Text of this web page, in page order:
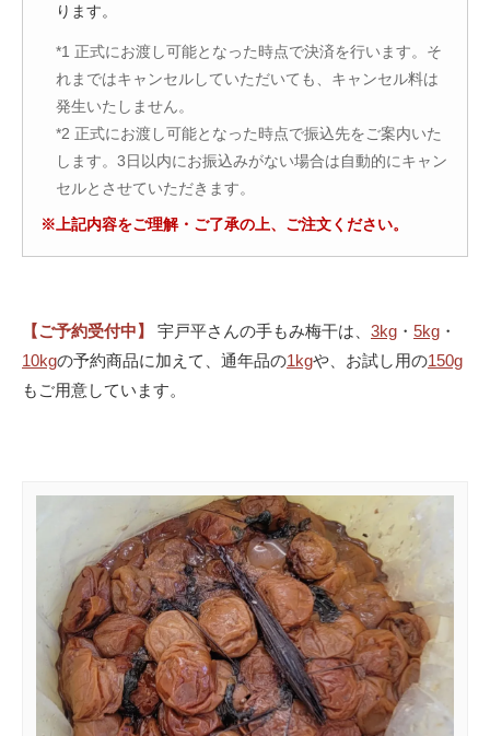
ります。
*1 正式にお渡し可能となった時点で決済を行います。そ
れまではキャンセルしていただいても、キャンセル料は
発生いたしません。
*2 正式にお渡し可能となった時点で振込先をご案内いた
します。3日以内にお振込みがない場合は自動的にキャン
セルとさせていただきます。
※上記内容をご理解・ご了承の上、ご注文ください。
【ご予約受付中】 宇戸平さんの手もみ梅干は、 3kg ・ 5kg ・
10kgの予約商品に加えて、通年品の1kgや、お試し用の150g
もご用意しています。